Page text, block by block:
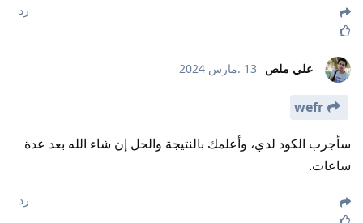
رد
علي ملص 13 .مارس 2024
wefr
سأجرب الكود لدي، وأعلمك بالنتيجة والحل إن شاء الله بعد عدة
ساعات.
رد